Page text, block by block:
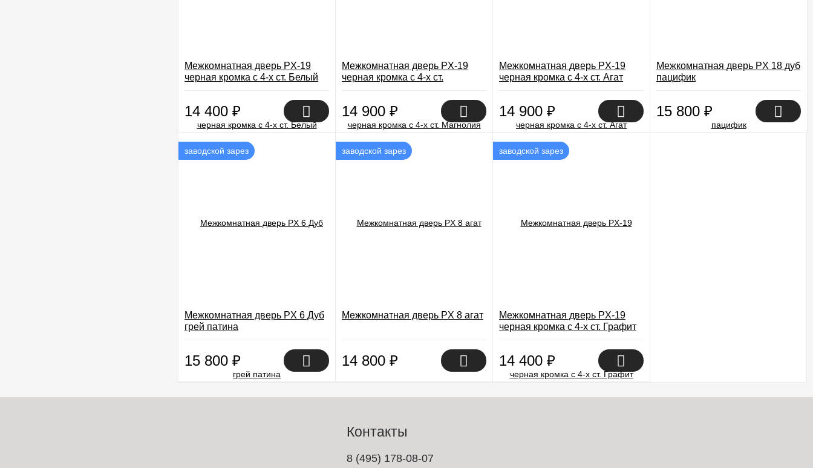
Межкомнатная дверь PX-19
черная кромка с 4-х ст. Белый
14 400 ₽
Межкомнатная дверь PX-19
черная кромка с 4-х ст.
14 900 ₽
Межкомнатная дверь PX-19
черная кромка с 4-х ст. Агат
14 900 ₽
Межкомнатная дверь PX 18 дуб
пацифик
15 800 ₽
заводской зарез
Межкомнатная дверь PX 6 Дуб
грей патина
15 800 ₽
заводской зарез
Межкомнатная дверь PX 8 агат
14 800 ₽
заводской зарез
Межкомнатная дверь PX-19
черная кромка с 4-х ст. Графит
14 400 ₽
Контакты
8 (495) 178-08-07